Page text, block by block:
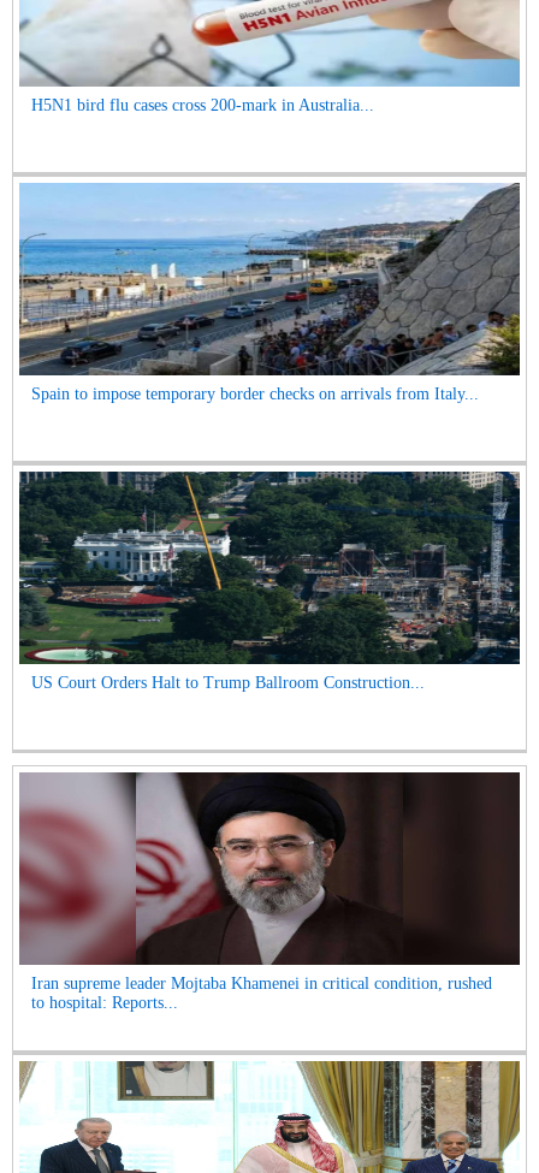
H5N1 bird flu cases cross 200-mark in Australia...
Spain to impose temporary border checks on arrivals from Italy...
US Court Orders Halt to Trump Ballroom Construction...
Iran supreme leader Mojtaba Khamenei in critical condition, rushed
to hospital: Reports...